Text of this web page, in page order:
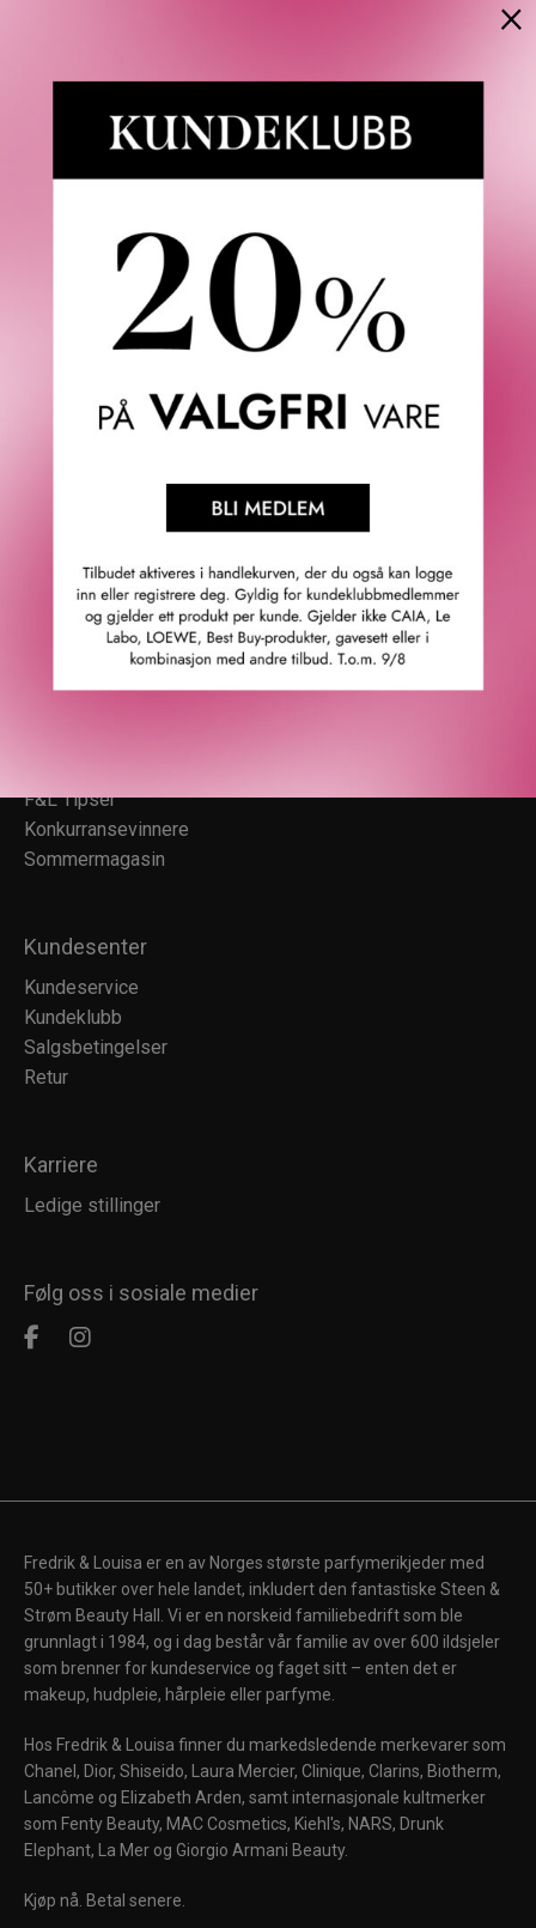
Verifisert kunde
Fredrik & Louisa
Om Fredrik & Louisa
Autorisert forhandler
F&L Tipser
Konkurransevinnere
Sommermagasin
Kundesenter
Kundeservice
Kundeklubb
Salgsbetingelser
Retur
Karriere
Ledige stillinger
Følg oss i sosiale medier
Fredrik & Louisa er en av Norges største parfymerikjeder med
50+ butikker over hele landet, inkludert den fantastiske Steen &
Strøm Beauty Hall. Vi er en norskeid familiebedrift som ble
grunnlagt i 1984, og i dag består vår familie av over 600 ildsjeler
som brenner for kundeservice og faget sitt – enten det er
makeup, hudpleie, hårpleie eller parfyme.
Hos Fredrik & Louisa finner du markedsledende merkevarer som
Chanel, Dior, Shiseido, Laura Mercier, Clinique, Clarins, Biotherm,
Lancôme og Elizabeth Arden, samt internasjonale kultmerker
som Fenty Beauty, MAC Cosmetics, Kiehl's, NARS, Drunk
Elephant, La Mer og Giorgio Armani Beauty.
Kjøp nå. Betal senere.
×